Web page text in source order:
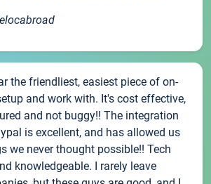
the friendliest, easiest piece of on-
and work with. It's cost effective,
and not buggy!! The integration
is excellent, and has allowed us
we never thought possible!! Tech
knowledgeable. I rarely leave